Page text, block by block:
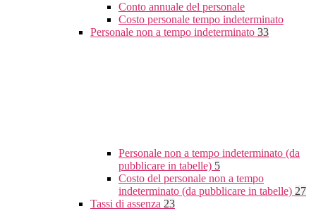
Conto annuale del personale
Costo personale tempo indeterminato
Personale non a tempo indeterminato 33
Personale non a tempo indeterminato (da
pubblicare in tabelle) 5
Costo del personale non a tempo
indeterminato (da pubblicare in tabelle) 27
Tassi di assenza 23